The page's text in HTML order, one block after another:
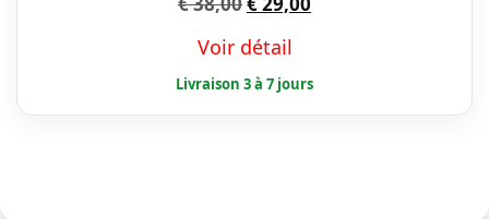
initial
était :
€ 38,00.
est :
€ 29,00.
Voir détail